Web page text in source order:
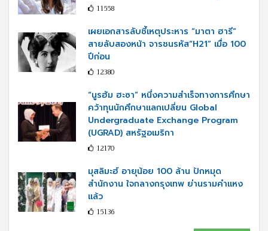
11558
เผยเอกสารลับชี้เหตุประหาร “มาตา ฮารี”
สายลับสองหน้า จารชนรหัส“H21” เมื่อ 100
ปีก่อน
12380
“นูรฮัม ฮะซา” หนึ่งความสำเร็จทางการศึกษา
คว้าทุนนักศึกษาแลกเปลี่ยน Global
Undergraduate Exchange Program
(UGRAD) สหรัฐอเมริกา
12170
มุสลิมะฮ์ อายุน้อย 100 ล้าน ปักหมุด
สำนักงาน ใจกลางกรุงเทพ ย่านรามคำแหง
แล้ว
15136